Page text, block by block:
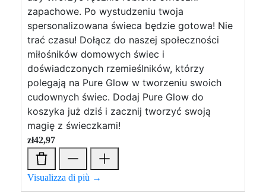
zapachowe. Po wystudzeniu twoja
spersonalizowana świeca będzie gotowa! Nie
trać czasu! Dołącz do naszej społeczności
miłośników domowych świec i
doświadczonych rzemieślników, którzy
polegają na Pure Glow w tworzeniu swoich
cudownych świec. Dodaj Pure Glow do
koszyka już dziś i zacznij tworzyć swoją
magię z świeczkami!
zł42,97
Visualizza di più →